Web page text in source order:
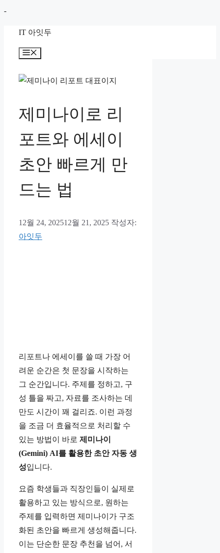
-컨
IT 아잇두
뉴
제미나이로 리
포트와 에세이
초안 빠르게 만
드는 법
12월 24, 202512월 21, 2025 작성자:
아잇두
리포트나 에세이를 쓸 때 가장 어
려운 순간은 첫 문장을 시작하는
그 순간입니다. 주제를 정하고, 구
성 틀을 짜고, 자료를 조사하는 데
만도 시간이 꽤 걸리죠. 이런 과정
을 조금 더 효율적으로 처리할 수
있는 방법이 바로 제미나이
(Gemini) AI를 활용한 초안 자동 생
성입니다.
요즘 학생들과 직장인들이 실제로
활용하고 있는 방식으로, 원하는
주제를 입력하면 제미나이가 구조
화된 초안을 빠르게 생성해줍니다.
이는 단순한 문장 추천을 넘어, 서